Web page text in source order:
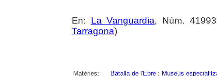
En: La Vanguardia, Núm.
Tarragona)
Matèries: Batalla de l'Ebre; Museus